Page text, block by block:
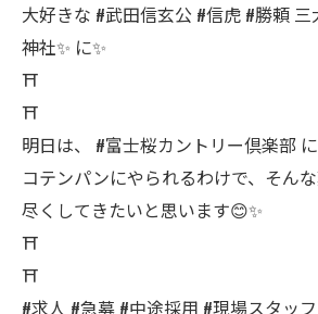
大好きな #武田信玄公 #信虎 #勝頼
神社✨ に✨
⛩️
⛩️
明日は、 #富士桜カントリー倶楽部
コテンパンにやられるわけで、そん
尽くしてきたいと思います😊✨
⛩️
⛩️
#求人 #急募 #中途採用 #現場スタッ